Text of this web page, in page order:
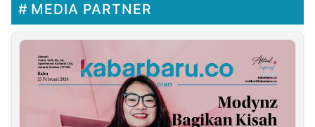
MEDIA PARTNER